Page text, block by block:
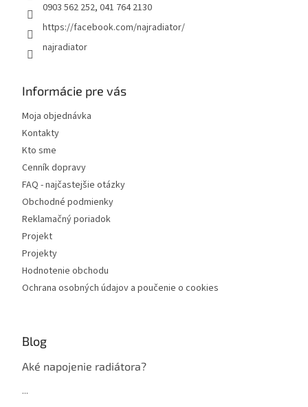
0903 562 252, 041 764 2130
https://facebook.com/najradiator/
najradiator
Informácie pre vás
Moja objednávka
Kontakty
Kto sme
Cenník dopravy
FAQ - najčastejšie otázky
Obchodné podmienky
Reklamačný poriadok
Projekt
Projekty
Hodnotenie obchodu
Ochrana osobných údajov a poučenie o cookies
Blog
Aké napojenie radiátora?
...